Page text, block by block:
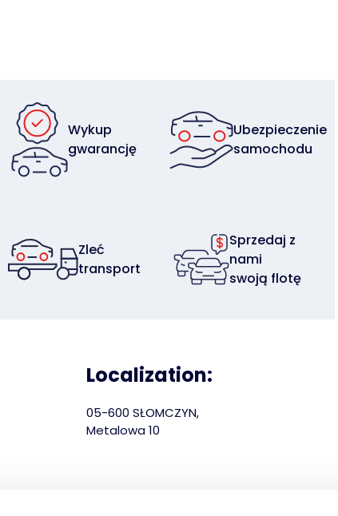
Wykup
gwarancję
Ubezpieczenie
samochodu
Zleć
transport
Sprzedaj z
nami
swoją flotę
Localization:
05-600 SŁOMCZYN,
Metalowa 10